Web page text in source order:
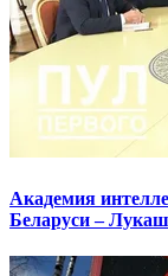
Академия
Беларуси –